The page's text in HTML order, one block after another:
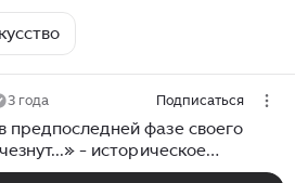
3 года Подписаться
предпоследней фазе своего
- историческое